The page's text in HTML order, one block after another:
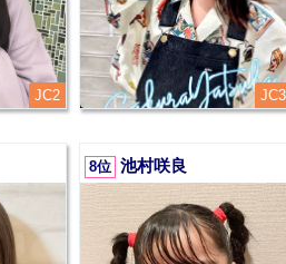
JC2 JC3
8位 池村咲良